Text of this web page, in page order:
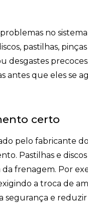
no
pastilhas,
desgastes
que eles se
certo
pelo fabricante
Pastilhas e
frenagem. Por
a troca de
segurança e